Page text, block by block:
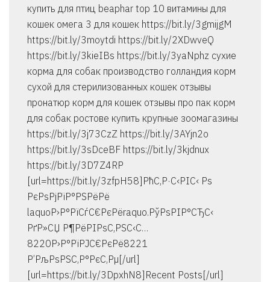
купить для птиц beaphar top 10 витамины для
кошек омега 3 для кошек https://bit.ly/3gmijgM
https://bit.ly/3moytdi https://bit.ly/2XDwveQ
https://bit.ly/3kieIBs https://bit.ly/3yaNphz сухие
корма для собак производство голландия корм
сухой для стерилизованных кошек отзывы
пронатюр корм для кошек отзывы про пак корм
для собак ростове купить крупные зоомагазины
https://bit.ly/3j73CzZ https://bit.ly/3AYjn2o
https://bit.ly/3sDceBF https://bit.ly/3kjdnux
https://bit.ly/3D7Z4RP
[url=https://bit.ly/3zfpH58]РћС‚Р·С‹РІС‹ Рѕ
РєРѕРјРїР°РЅРёРё
laquoР›Р°РїСѓС€РєРёraquo.РўРѕРІР°СЂС‹
РґР»СЏ Р¶РёРІРѕС‚РЅС‹С…
8220Р›Р°РїРЈС€РєРё8221
Р’РљРѕРЅС‚Р°РєС‚Рµ[/url]
[url=https://bit.ly/3DpxhN8]Recent Posts[/url]